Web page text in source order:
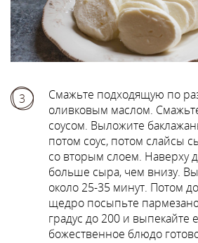
3
Смажьте подходящую по
оливковым маслом.
соусом. Выложите
потом соус, потом слайсы
со вторым слоем. Наверху
больше сыра, чем внизу.
около 25-35 минут. Потом
щедро посыпьте
градус до 200 и
божественное блюдо